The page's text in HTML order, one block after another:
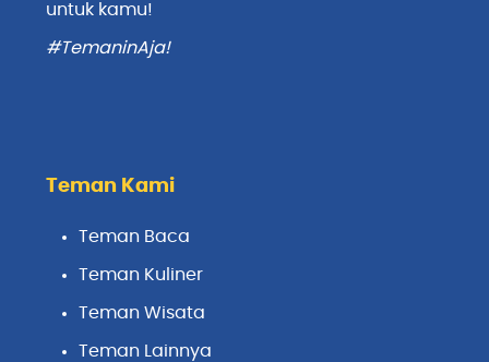
untuk kamu!
#TemaninAja!
Teman Kami
Teman Baca
Teman Kuliner
Teman Wisata
Teman Lainnya